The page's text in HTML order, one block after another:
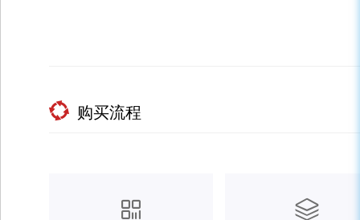
购买流程